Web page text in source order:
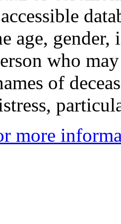
age,
who
of
more